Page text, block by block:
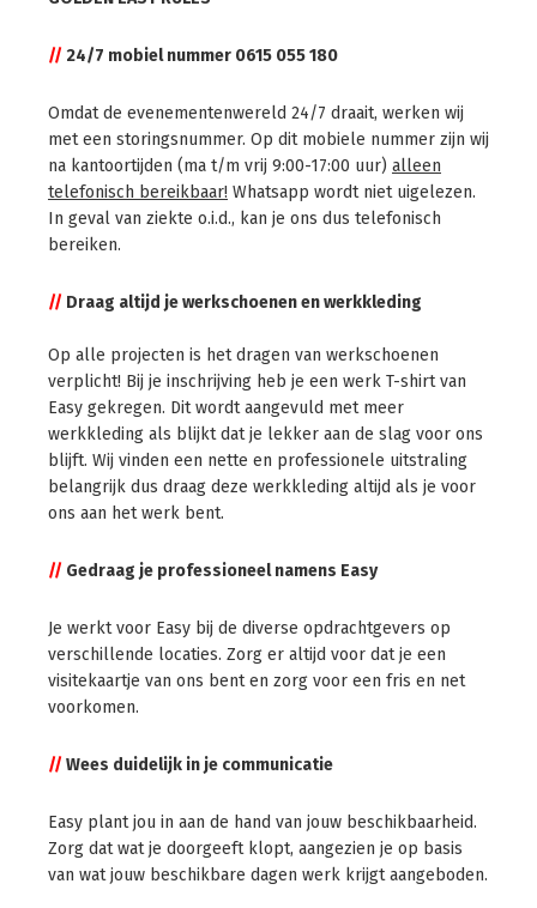
// 24/7 mobiel nummer 0615 055 180
Omdat de evenementenwereld 24/7 draait, werken wij
met een storingsnummer. Op dit mobiele nummer zijn wij
na kantoortijden (ma t/m vrij 9:00-17:00 uur) alleen
telefonisch bereikbaar! Whatsapp wordt niet uigelezen.
In geval van ziekte o.i.d., kan je ons dus telefonisch
bereiken.
// Draag altijd je werkschoenen en werkkleding
Op alle projecten is het dragen van werkschoenen
verplicht! Bij je inschrijving heb je een werk T-shirt van
Easy gekregen. Dit wordt aangevuld met meer
werkkleding als blijkt dat je lekker aan de slag voor ons
blijft. Wij vinden een nette en professionele uitstraling
belangrijk dus draag deze werkkleding altijd als je voor
ons aan het werk bent.
// Gedraag je professioneel namens Easy
Je werkt voor Easy bij de diverse opdrachtgevers op
verschillende locaties. Zorg er altijd voor dat je een
visitekaartje van ons bent en zorg voor een fris en net
voorkomen.
// Wees duidelijk in je communicatie
Easy plant jou in aan de hand van jouw beschikbaarheid.
Zorg dat wat je doorgeeft klopt, aangezien je op basis
van wat jouw beschikbare dagen werk krijgt aangeboden.